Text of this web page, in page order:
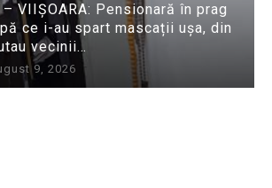
– VIIȘOARA: Pensionară în prag
ce i-au spart mascații ușa, din
vecinii…
9, 2026